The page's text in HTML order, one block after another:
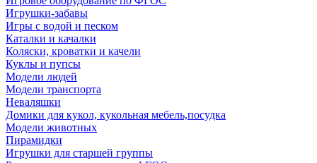
Игрушки-забавы
Игры с водой и песком
Каталки и качалки
Коляски, кроватки и качели
Куклы и пупсы
Модели людей
Модели транспорта
Неваляшки
Домики для кукол, кукольная мебель,посудка
Модели животных
Пирамидки
Игрушки для старшей группы